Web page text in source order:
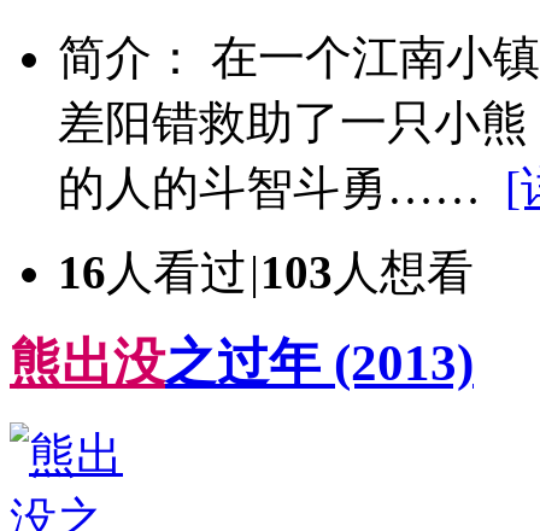
简介： 在一个江南小
差阳错救助了一只小
的人的斗智斗勇…… [
16 人看过|103 人想看
熊出没之过年 (2013)